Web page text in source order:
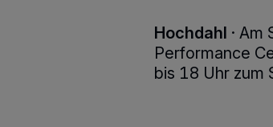
Hochdahl · Am
Performance
bis 18 Uhr zum